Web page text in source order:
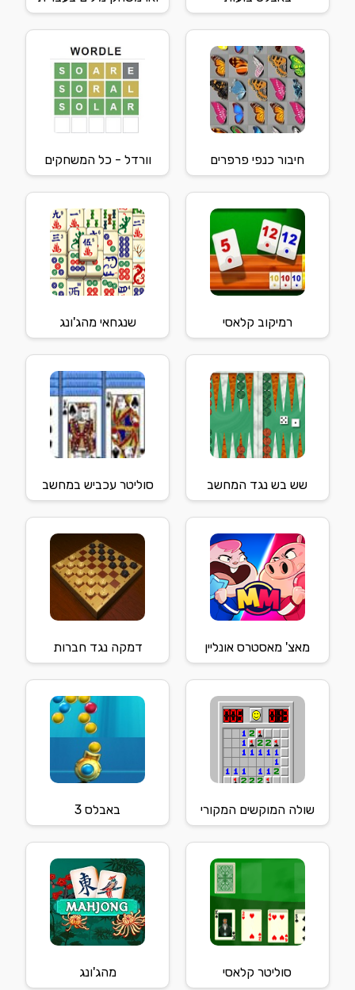
חיבור כנפי פרפרים וורדל - כל המשחקים
רמיקוב קלאסי שנגחאי מהג'ונג
שש בש נגד המחשב סוליטר עכביש במחשב
מאצ' מאסטרס אונליין דמקה נגד חברות
שולה המוקשים המקורי באבלס 3
סוליטר קלאסי מהג'ונג